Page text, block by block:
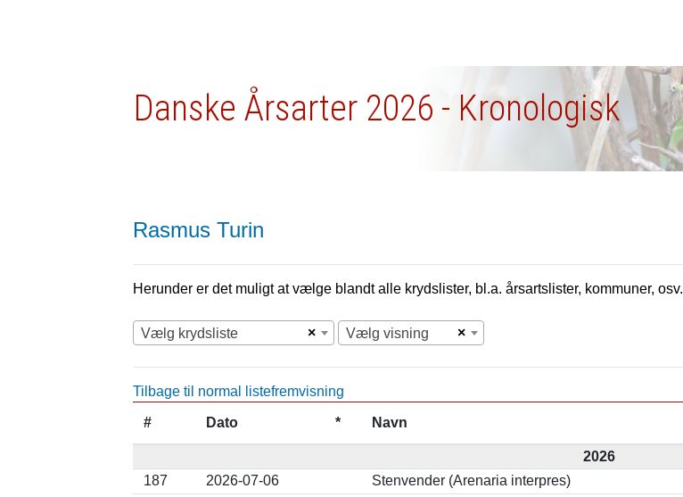
Danske Årsarter 2026 - Kronologisk
Rasmus Turin
Herunder er det muligt at vælge blandt alle krydslister, bl.a. årsartslister, kommuner, osv.
×
Vælg krydsliste ×
Vælg visning
Tilbage til normal listefremvisning
# Dato * Navn
2026
187
2026-07-06 Stenvender (Arenaria interpres)